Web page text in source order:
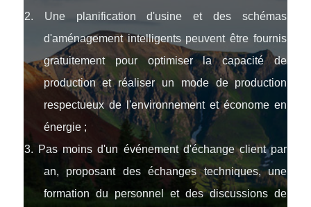
2. Une planification d'usine et des schémas
d'aménagement intelligents peuvent être fournis
gratuitement pour optimiser la capacité de
production et réaliser un mode de production
respectueux de l'environnement et économe en
énergie ;
3. Pas moins d'un événement d'échange client par
an, proposant des échanges techniques, une
formation du personnel et des discussions de